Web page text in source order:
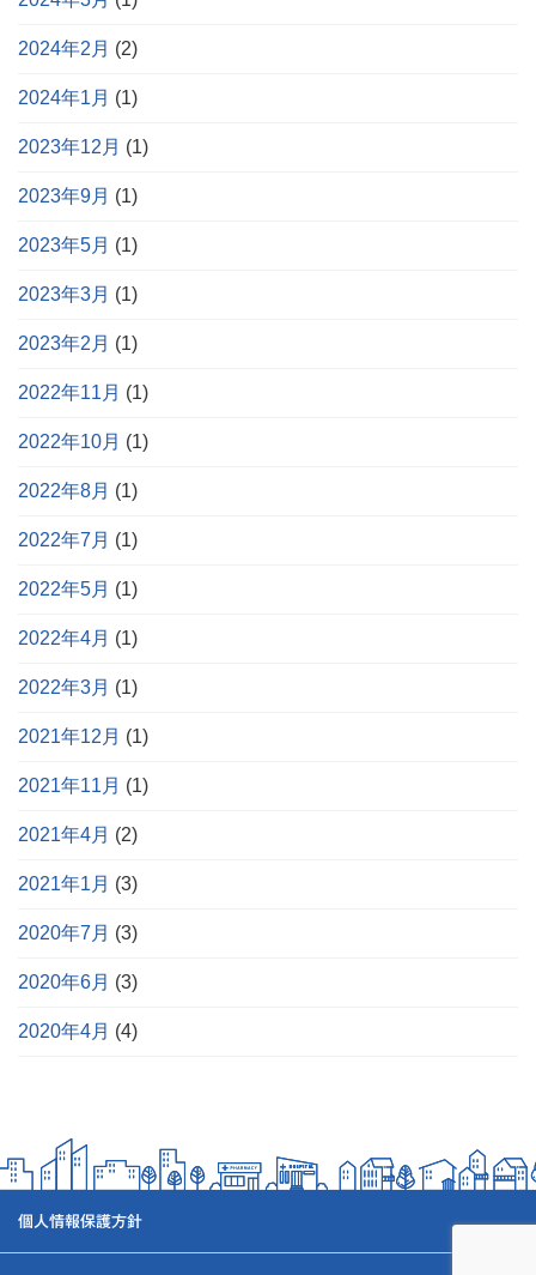
2024年2月 (2)
2024年1月 (1)
2023年12月 (1)
2023年9月 (1)
2023年5月 (1)
2023年3月 (1)
2023年2月 (1)
2022年11月 (1)
2022年10月 (1)
2022年8月 (1)
2022年7月 (1)
2022年5月 (1)
2022年4月 (1)
2022年3月 (1)
2021年12月 (1)
2021年11月 (1)
2021年4月 (2)
2021年1月 (3)
2020年7月 (3)
2020年6月 (3)
2020年4月 (4)
個人情報保護方針